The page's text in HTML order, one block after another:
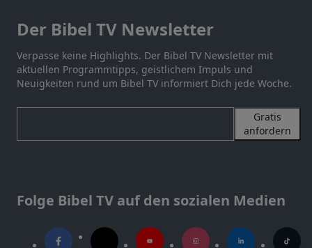
Der Bibel TV Newsletter
Verpasse keine Highlights. Der Bibel TV Newsletter mit
aktuellen Programmtipps, geistlichem Impuls und
Neuigkeiten rund um Bibel TV informiert Dich jede Woche.
Gratis
anfordern
Folge Bibel TV auf den sozialen Medien